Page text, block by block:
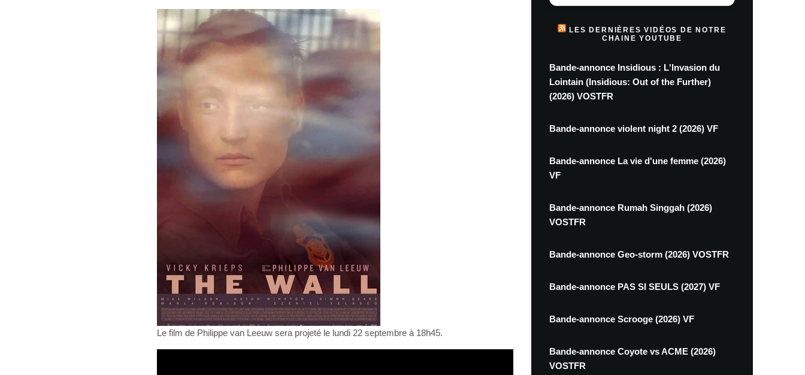
Le film de Philippe van Leeuw sera projeté le lundi 22 septembre à 18h45.
LES DERNIÈRES VIDÉOS DE NOTRE
CHAINE YOUTUBE
Bande-annonce Insidious : L'Invasion du
Lointain (Insidious: Out of the Further)
(2026) VOSTFR
Bande-annonce violent night 2 (2026) VF
Bande-annonce La vie d'une femme (2026)
VF
Bande-annonce Rumah Singgah (2026)
VOSTFR
Bande-annonce Geo-storm (2026) VOSTFR
Bande-annonce PAS SI SEULS (2027) VF
Bande-annonce Scrooge (2026) VF
Bande-annonce Coyote vs ACME (2026)
VOSTFR